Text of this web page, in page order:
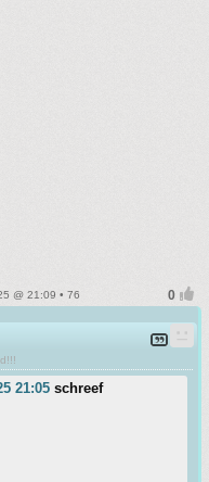
@ 21:09 • 76
21:05 schreef